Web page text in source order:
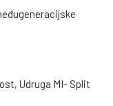
Udruga MI- Split